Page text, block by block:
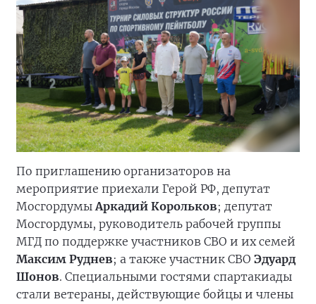
По приглашению организаторов на
мероприятие приехали Герой РФ, депутат
МосгордумыАркадий Корольков; депутат
Мосгордумы, руководитель рабочей группы
МГД по поддержке участников СВО и их семей
Максим Руднев; а также участник СВО Эдуард
Шонов. Специальными гостями спартакиады
стали ветераны, действующие бойцы и члены